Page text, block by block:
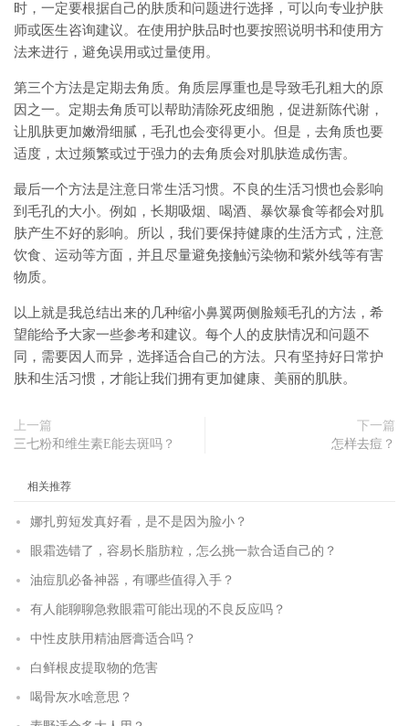
时，一定要根据自己的肤质和问题进行选择，可以向专业护肤
师或医生咨询建议。在使用护肤品时也要按照说明书和使用方
法来进行，避免误用或过量使用。
第三个方法是定期去角质。角质层厚重也是导致毛孔粗大的原
因之一。定期去角质可以帮助清除死皮细胞，促进新陈代谢，
让肌肤更加嫩滑细腻，毛孔也会变得更小。但是，去角质也要
适度，太过频繁或过于强力的去角质会对肌肤造成伤害。
最后一个方法是注意日常生活习惯。不良的生活习惯也会影响
到毛孔的大小。例如，长期吸烟、喝酒、暴饮暴食等都会对肌
肤产生不好的影响。所以，我们要保持健康的生活方式，注意
饮食、运动等方面，并且尽量避免接触污染物和紫外线等有害
物质。
以上就是我总结出来的几种缩小鼻翼两侧脸颊毛孔的方法，希
望能给予大家一些参考和建议。每个人的皮肤情况和问题不
同，需要因人而异，选择适合自己的方法。只有坚持好日常护
肤和生活习惯，才能让我们拥有更加健康、美丽的肌肤。
上一篇
三七粉和维生素E能去斑吗？
下一篇
怎样去痘？
相关推荐
娜扎剪短发真好看，是不是因为脸小？
眼霜选错了，容易长脂肪粒，怎么挑一款合适自己的？
油痘肌必备神器，有哪些值得入手？
有人能聊聊急救眼霜可能出现的不良反应吗？
中性皮肤用精油唇膏适合吗？
白鲜根皮提取物的危害
喝骨灰水啥意思？